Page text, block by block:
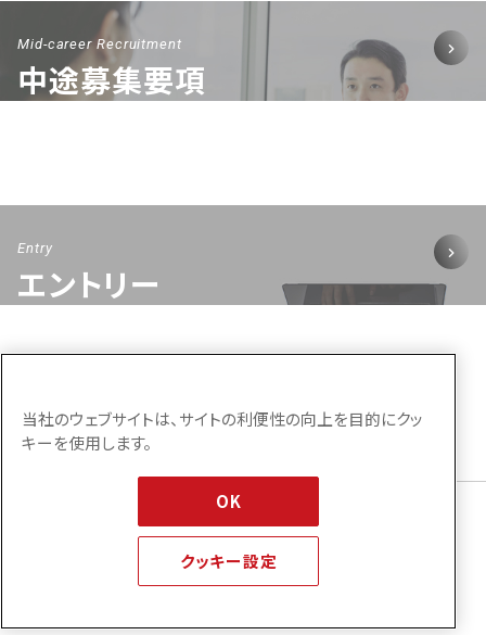
Mid-career Recruitment
中途募集要項
Entry
エントリー
HOME
採用ブログ
【採用ブログ】1年目インタビュー 入社から現在まで
TOPへ戻る
コーポレートサイト
プライバシーポリシー
当社のウェブサイトは、サイトの利便性の向上を目的にクッ
キーを使用します。
OK
クッキー設定